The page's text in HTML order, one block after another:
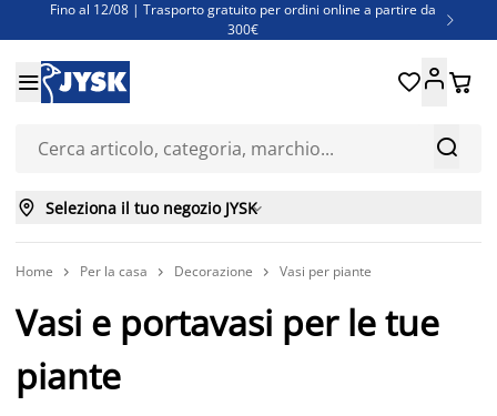
Fino al 12/08 | Trasporto gratuito per ordini online a partire da
300€

Super offerte d'estate | Oltre 1.500 articoli fino al 70%
Finanziamenti - Scegli il piano di rimborso più adatto a te


 
 Seleziona il tuo negozio JYSK
Home  Per la casa  Decorazione  Vasi per piante
Vasi e portavasi per le tue
piante